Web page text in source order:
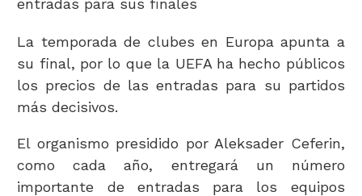
La temporada de clubes en Europa apunta a
su final, por lo que la UEFA ha hecho públicos
los precios de las entradas para su partidos
más decisivos.
El organismo presidido por Aleksader Ceferin,
como cada año, entregará un número
importante de entradas para los equipos